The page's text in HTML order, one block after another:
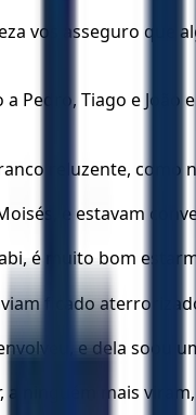
vos asseguro
a Pedro, Tiago e
reluzente,
e estavam
é muito bom
ficado
e dela soou
ninguém mais viram,